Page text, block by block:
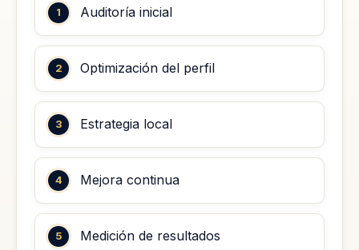
Auditoría inicial
Optimización del perfil
Estrategia local
Mejora continua
Medición de resultados